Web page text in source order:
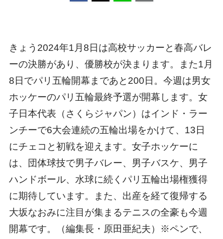
きょう2024年1月8日は高校サッカーと春高バレ
ーの決勝があり、優勝校が決まります。また1月
8日でパリ五輪開幕まであと200日。今週は男女
ホッケーのパリ五輪最終予選が開幕します。女
子日本代表（さくらジャパン）はインド・ラー
ンチーで6大会連続の五輪出場をかけて、13日
にチェコと初戦を迎えます。女子ホッケーに
は、団体球技で男子バレー、男子バスケ、男子
ハンドボール、水球に続くパリ五輪出場権獲得
に期待しています。また、出産を経て復帰する
大坂なおみに注目が集まるテニスの全豪も今週
開幕です。（編集長・原田亜紀夫）※ペンで、